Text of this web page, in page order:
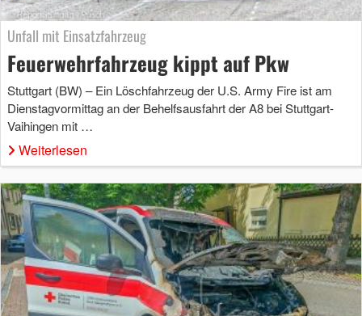
Unfall mit Einsatzfahrzeug
Feuerwehrfahrzeug kippt auf Pkw
Stuttgart (BW) – Ein Löschfahrzeug der U.S. Army Fire ist am
Dienstagvormittag an der Behelfsausfahrt der A8 bei Stuttgart-
Vaihingen mit …
Weiterlesen